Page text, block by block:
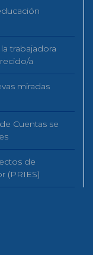
trabajadora
a
miradas
Cuentas se
de
(PRIES)